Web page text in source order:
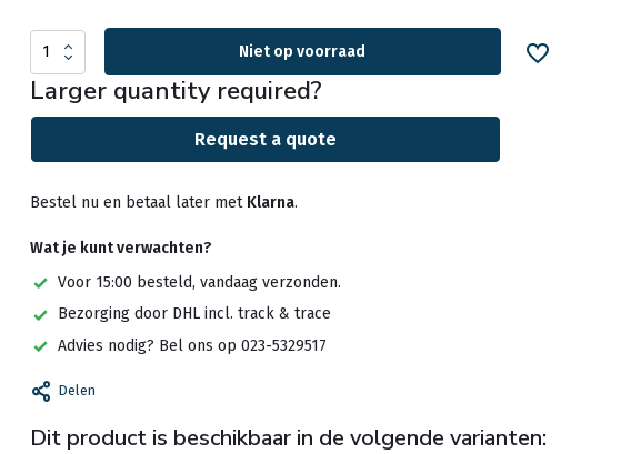
Niet op voorraad
Larger quantity required?
Request a quote
Bestel nu en betaal later met Klarna.
Wat je kunt verwachten?
Voor 15:00 besteld, vandaag verzonden.
Bezorging door DHL incl. track & trace
Advies nodig? Bel ons op 023-5329517
Delen
Dit product is beschikbaar in de volgende varianten: